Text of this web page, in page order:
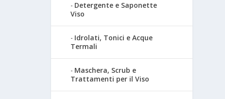
Detergente e Saponette
Viso
Idrolati, Tonici e Acque
Termali
Maschera, Scrub e
Trattamenti per il Viso